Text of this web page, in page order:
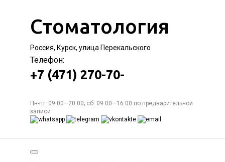
Стоматология
Россия, Курск, улица Перекальского
Телефон:
+7 (471) 270-70-
Пн-пт: 09:00—20:00; сб: 09:00—16:00 по предварительной
записи